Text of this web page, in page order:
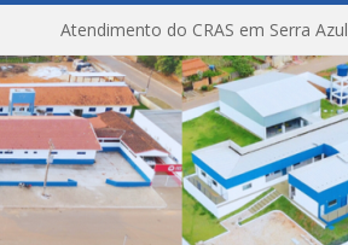
Atendimento do CRAS em Serra Azul